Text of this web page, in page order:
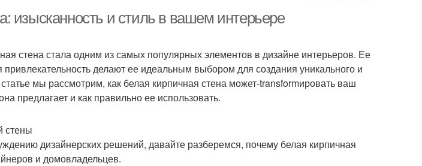
изысканность и стиль в вашем интерьере
стена стала одним из самых популярных элементов в дизайне интерьеров. Ее
привлекательность делают ее идеальным выбором для создания уникального и
мы рассмотрим, как белая кирпичная стена может-transformировать ваш
предлагает и как правильно ее использовать.
стены
дизайнерских решений, давайте разберемся, почему белая кирпичная
и домовладельцев.